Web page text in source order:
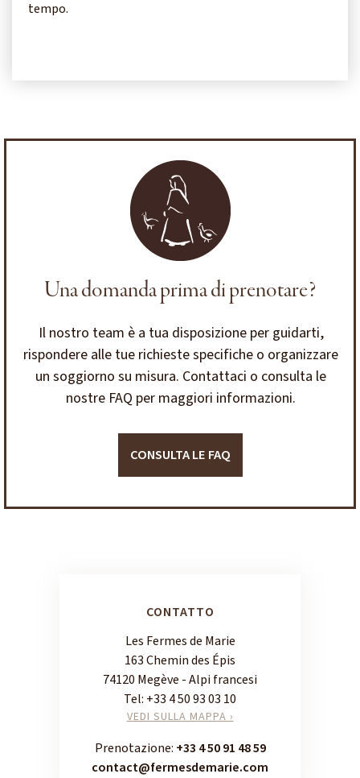
tempo.
Una domanda prima di prenotare?
Il nostro team è a tua disposizione per guidarti,
rispondere alle tue richieste specifiche o organizzare
un soggiorno su misura. Contattaci o consulta le
nostre FAQ per maggiori informazioni.
CONSULTA LE FAQ
CONTATTO
Les Fermes de Marie
163 Chemin des Épis
74120 Megève - Alpi francesi
Tel: +33 4 50 93 03 10
VEDI SULLA MAPPA ›
Prenotazione: +33 4 50 91 48 59
contact@fermesdemarie.com